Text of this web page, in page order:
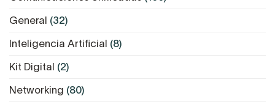
General (32)
Inteligencia Artificial (8)
Kit Digital (2)
Networking (80)